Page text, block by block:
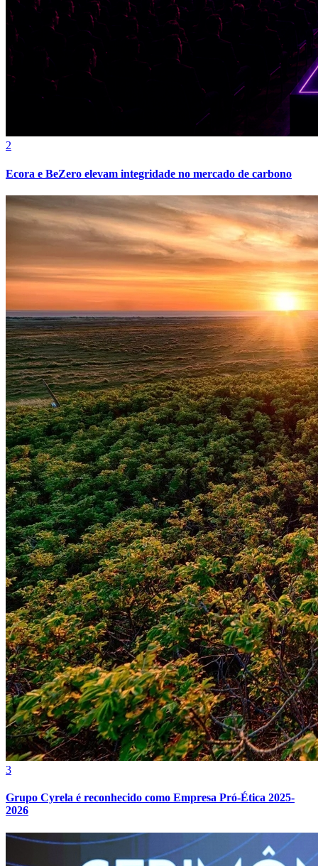
Grêmio
Internacional
2
Ecora e BeZero elevam integridade no mercado de carbono
3
Grupo Cyrela é reconhecido como Empresa Pró-Ética 2025-
2026